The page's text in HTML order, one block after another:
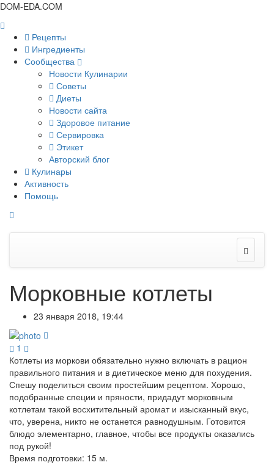
DOM-EDA.COM
Рецепты
Ингредиенты
Сообщества
Новости Кулинарии
Советы
Диеты
Новости сайта
Здоровое питание
Сервировка
Этикет
Авторский блог
Кулинары
Активность
Помощь
Морковные котлеты
23 января 2018, 19:44
1
Котлеты из моркови обязательно нужно включать в рацион
правильного питания и в диетическое меню для похудения.
Спешу поделиться своим простейшим рецептом. Хорошо,
подобранные специи и пряности, придадут морковным
котлетам такой восхитительный аромат и изысканный вкус,
что, уверена, никто не останется равнодушным. Готовится
блюдо элементарно, главное, чтобы все продукты оказались
под рукой!
Время подготовки: 15 м.